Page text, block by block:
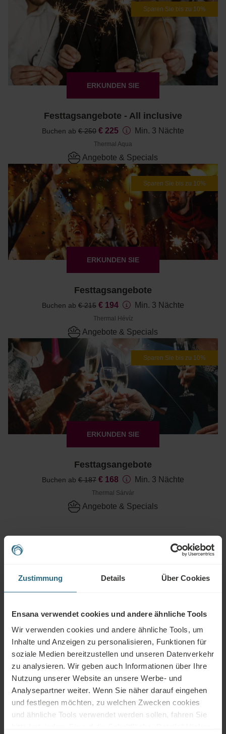
Zustimmung Details Über Cookies
Ensana verwendet cookies und andere ähnliche Tools
Wir verwenden cookies und andere ähnliche Tools, um
Inhalte und Anzeigen zu personalisieren, Funktionen für
soziale Medien bereitzustellen und unseren Datenverkehr
zu analysieren. Wir geben auch Informationen über Ihre
Nutzung unserer Website an unsere Werbe- und
Analysepartner weiter. Wenn Sie näher darauf eingehen
und festlegen möchten, zu welchen Zwecken cookies
und ähnliche Tools verwendet werden sollen, fahren Sie
Sparen Sie bis zu 10%
ERKUNDEN SIE
Festtagsangebote - All inclusive
Buchen ab € 250 € 225 Min. 3 Nächte
Thermal Aqua
Angebote & Specials
Sparen Sie bis zu 10%
ERKUNDEN SIE
Festtagsangebote
Buchen ab € 215 € 194 Min. 3 Nächte
Thermal Hévíz
Angebote & Specials
Sparen Sie bis zu 10%
ERKUNDEN SIE
Festtagsangebote
Buchen ab € 187 € 168 Min. 3 Nächte
Thermal Sárvár
Angebote & Specials
Angebote in der
Slowakei
Reiseziel
Jedes Destination
Jedes Hotel